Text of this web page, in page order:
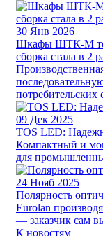
30 Янв 2026
Шкафы ШТК-М
сборка стала в 2
потребительских
09 Дек 2025
TOS LED:
Компактный и
для
24 Нояб 2025
Полярность
Eurolan
— заказчик сам
К новостям